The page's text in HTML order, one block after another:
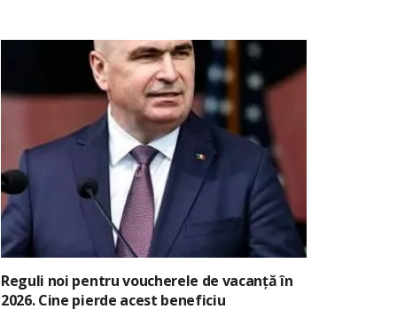
Reguli noi pentru voucherele de vacanță în
2026. Cine pierde acest beneficiu